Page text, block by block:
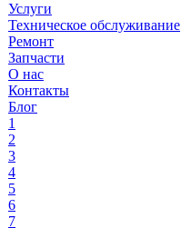
Услуги
Техническое обслуживание
Ремонт
Запчасти
О нас
Контакты
Блог
1
2
3
4
5
6
7